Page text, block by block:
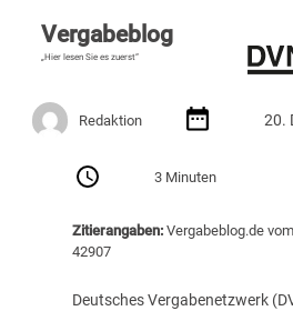
Vergabeblog
„Hier lesen Sie es zuerst“
Redaktion 20.
3 Minuten
Zitierangaben:Vergabeblog.de
42907
Deutsches Vergabenetzwerk